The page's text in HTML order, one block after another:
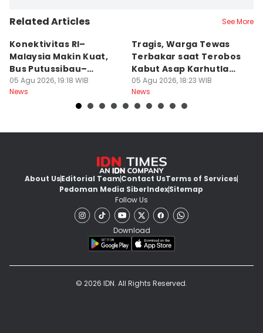
Related Articles See More
Konektivitas RI–
Malaysia Makin Kuat,
Bus Putussibau–
Kuching Masuki Final
05 Agu 2026, 19:18 WIB
News
Tragis, Warga Tewas
Terbakar saat Terobos
Kabut Asap Karhutla
Ketapang
05 Agu 2026, 18:23 WIB
News
About UsEditorial TeamContact UsTerms of Services
Pedoman Media SiberIndexSitemap
Follow Us
Download
© 2026 IDN. All Rights Reserved.